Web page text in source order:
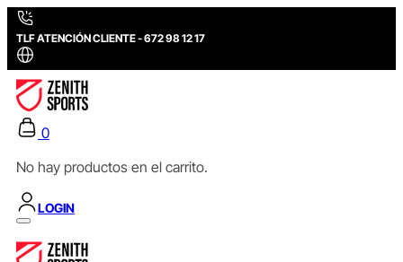
TLF ATENCIÓN CLIENTE - 672 98 12 17
0
No hay productos en el carrito.
LOGIN